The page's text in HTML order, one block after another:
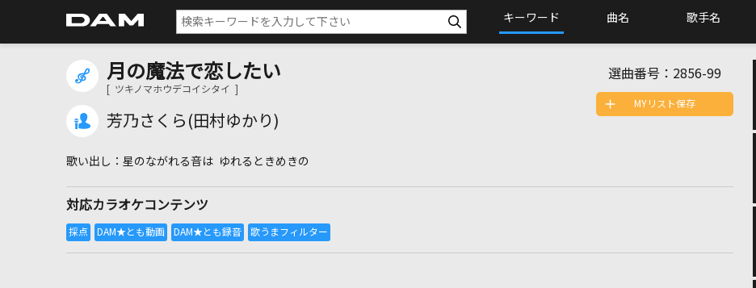
キーワード 曲名 歌手名
月の魔法で恋したい
[ ツキノマホウデコイシタイ ]
芳乃さくら(田村ゆかり)
選曲番号： 2856-99
星のながれる音は ゆれるときめきの
対応カラオケコンテンツ
MYリスト保存